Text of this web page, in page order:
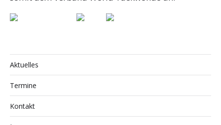
Aktuelles
Termine
Kontakt